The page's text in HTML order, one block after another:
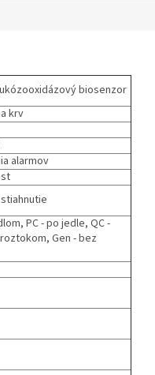
biosenzor
krv
alarmov
PC - po jedle, QC -
Gen - bez